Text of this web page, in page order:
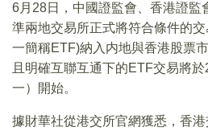
6月28日，中國證監會、香港證監
準兩地交易所正式將符合條件的
一簡稱ETF)納入内地與香港股票
且明確互聯互通下的ETF交易將
一）開始。
據財華社從港交所官網獲悉，香